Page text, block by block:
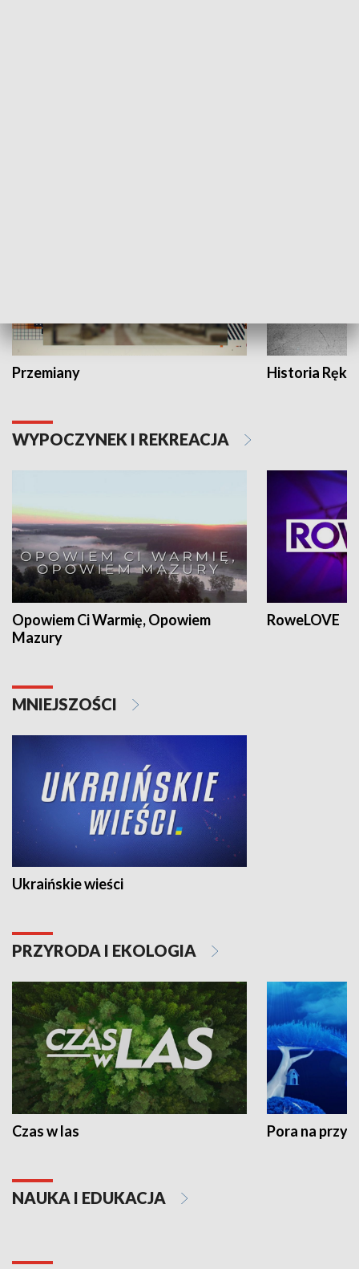
Przemiany Historia Ręką
WYPOCZYNEK I REKREACJA
Opowiem Ci Warmię, Opowiem
Mazury
RoweLOVE
MNIEJSZOŚCI
Ukraińskie wieści
PRZYRODA I EKOLOGIA
Czas w las Pora na
NAUKA I EDUKACJA